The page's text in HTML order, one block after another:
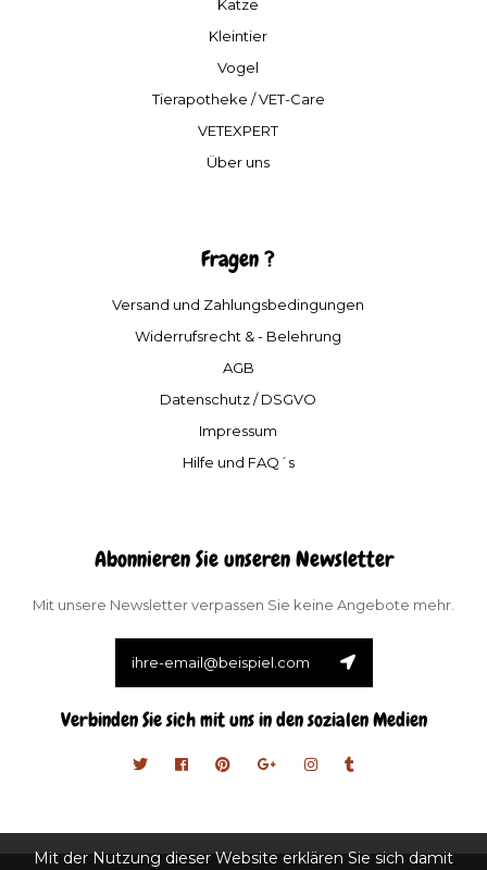
Katze
Kleintier
Vogel
Tierapotheke / VET-Care
VETEXPERT
Über uns
Fragen ?
Versand und Zahlungsbedingungen
Widerrufsrecht & - Belehrung
AGB
Datenschutz / DSGVO
Impressum
Hilfe und FAQ´s
Abonnieren Sie unseren Newsletter
Mit unsere Newsletter verpassen Sie keine Angebote mehr.
Verbinden Sie sich mit uns in den sozialen Medien
Mit der Nutzung dieser Website erklären Sie sich damit